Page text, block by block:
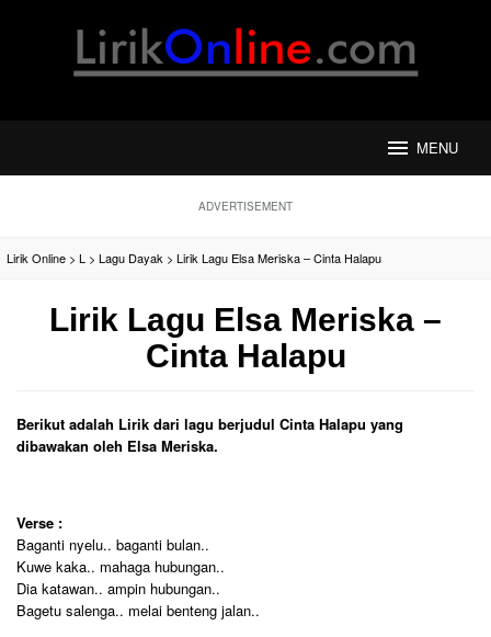
MENU
ADVERTISEMENT
Lirik Online > L > Lagu Dayak > Lirik Lagu Elsa Meriska – Cinta Halapu
Lirik Lagu Elsa Meriska –
Cinta Halapu
Berikut adalah Lirik dari lagu berjudul Cinta Halapu yang
dibawakan oleh Elsa Meriska.
Verse :
Baganti nyelu.. baganti bulan..
Kuwe kaka.. mahaga hubungan..
Dia katawan.. ampin hubungan..
Bagetu salenga.. melai benteng jalan..